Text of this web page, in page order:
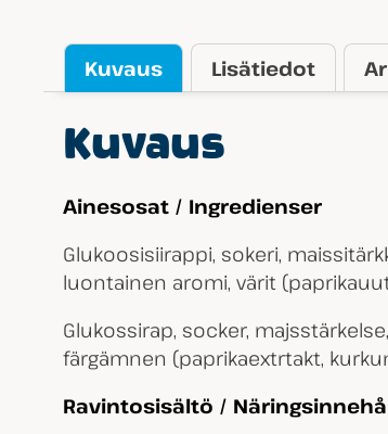
Kuvaus Lisätiedot
Kuvaus
Ainesosat / Ingredienser
Glukoosisiirappi, sokeri,
luontainen aromi, värit
Glukossirap, socker,
färgämnen (paprikaextrtakt,
Ravintosisältö /